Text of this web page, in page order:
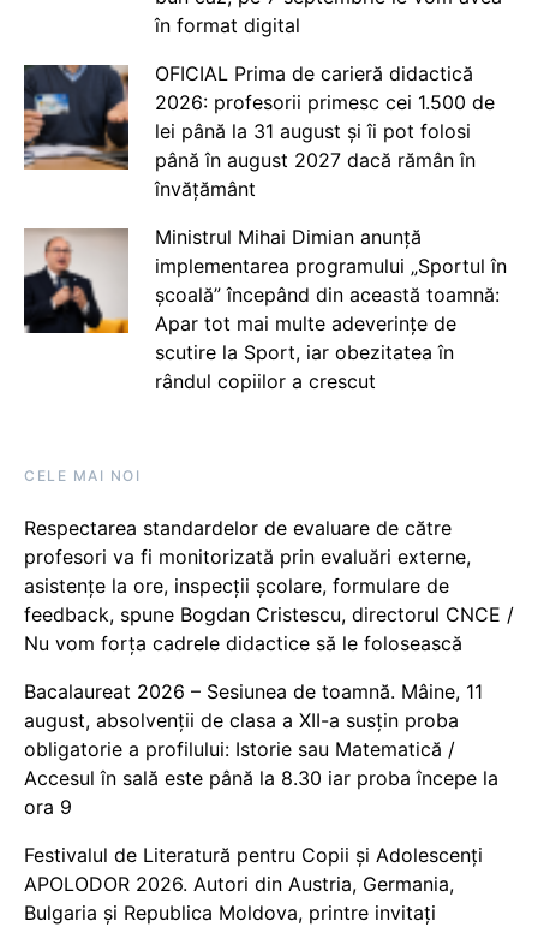
în format digital
OFICIAL Prima de carieră didactică
2026: profesorii primesc cei 1.500 de
lei până la 31 august și îi pot folosi
până în august 2027 dacă rămân în
învățământ
Ministrul Mihai Dimian anunță
implementarea programului „Sportul în
școală” începând din această toamnă:
Apar tot mai multe adeverințe de
scutire la Sport, iar obezitatea în
rândul copiilor a crescut
CELE MAI NOI
Respectarea standardelor de evaluare de către
profesori va fi monitorizată prin evaluări externe,
asistențe la ore, inspecții școlare, formulare de
feedback, spune Bogdan Cristescu, directorul CNCE /
Nu vom forța cadrele didactice să le folosească
Bacalaureat 2026 – Sesiunea de toamnă. Mâine, 11
august, absolvenții de clasa a XII-a susțin proba
obligatorie a profilului: Istorie sau Matematică /
Accesul în sală este până la 8.30 iar proba începe la
ora 9
Festivalul de Literatură pentru Copii și Adolescenți
APOLODOR 2026. Autori din Austria, Germania,
Bulgaria și Republica Moldova, printre invitați